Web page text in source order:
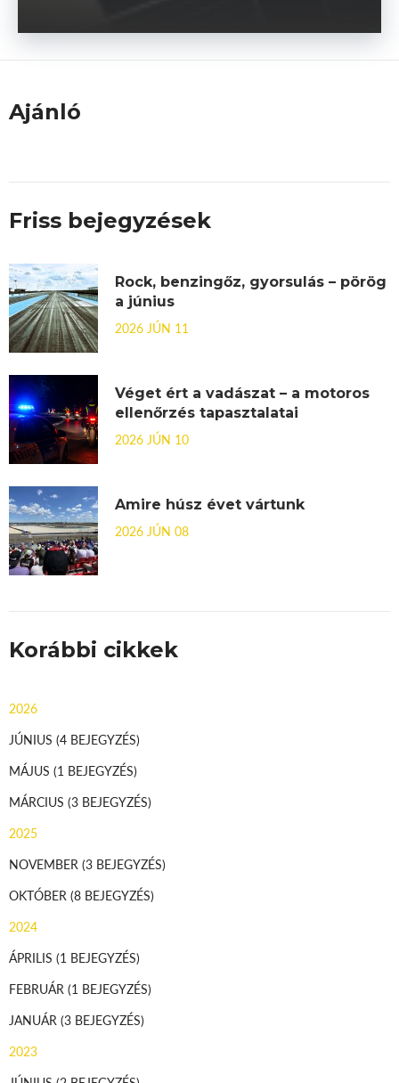
Ajánló
Friss bejegyzések
Rock, benzingőz, gyorsulás – pörög
a június
2026 JÚN 11
Véget ért a vadászat – a motoros
ellenőrzés tapasztalatai
2026 JÚN 10
Amire húsz évet vártunk
2026 JÚN 08
Korábbi cikkek
2026
JÚNIUS (4 BEJEGYZÉS)
MÁJUS (1 BEJEGYZÉS)
MÁRCIUS (3 BEJEGYZÉS)
2025
NOVEMBER (3 BEJEGYZÉS)
OKTÓBER (8 BEJEGYZÉS)
2024
ÁPRILIS (1 BEJEGYZÉS)
FEBRUÁR (1 BEJEGYZÉS)
JANUÁR (3 BEJEGYZÉS)
2023